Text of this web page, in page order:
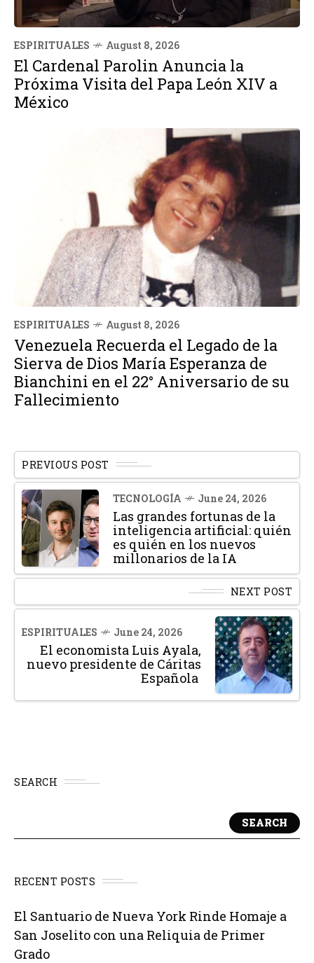
ESPIRITUALES August 8, 2026
El Cardenal Parolin Anuncia la
Próxima Visita del Papa León XIV a
México
ESPIRITUALES August 8, 2026
Venezuela Recuerda el Legado de la
Sierva de Dios María Esperanza de
Bianchini en el 22° Aniversario de su
Fallecimiento
PREVIOUS POST
TECNOLOGÍA June 24, 2026
Las grandes fortunas de la
inteligencia artificial: quién
es quién en los nuevos
millonarios de la IA
NEXT POST
ESPIRITUALES June 24, 2026
El economista Luis Ayala,
nuevo presidente de Cáritas
Española
SEARCH
SEARCH
RECENT POSTS
El Santuario de Nueva York Rinde Homaje a
San Joselito con una Reliquia de Primer
Grado